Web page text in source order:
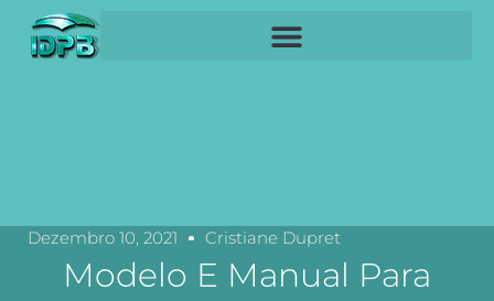
Dezembro 10, 2021 Cristiane Dupret
Modelo E Manual Para